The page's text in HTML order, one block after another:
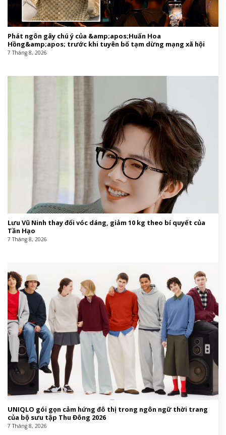
Phát ngôn gây chú ý của &amp;apos;Huấn Hoa
Hồng&amp;apos; trước khi tuyên bố tạm dừng mạng xã hội
7 Tháng 8, 2026
Lưu Vũ Ninh thay đổi vóc dáng, giảm 10 kg theo bí quyết của
Tần Hạo
7 Tháng 8, 2026
UNIQLO gói gọn cảm hứng đô thị trong ngôn ngữ thời trang
của bộ sưu tập Thu Đông 2026
7 Tháng 8, 2026